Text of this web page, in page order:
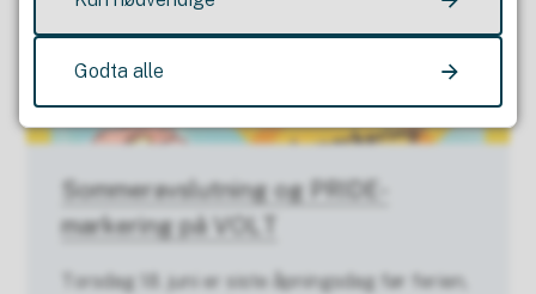
Sommeravslutning og PRIDE-
markering på VOLT
Torsdag 18. juni er siste åpningsdag før ferien,
Godta alle